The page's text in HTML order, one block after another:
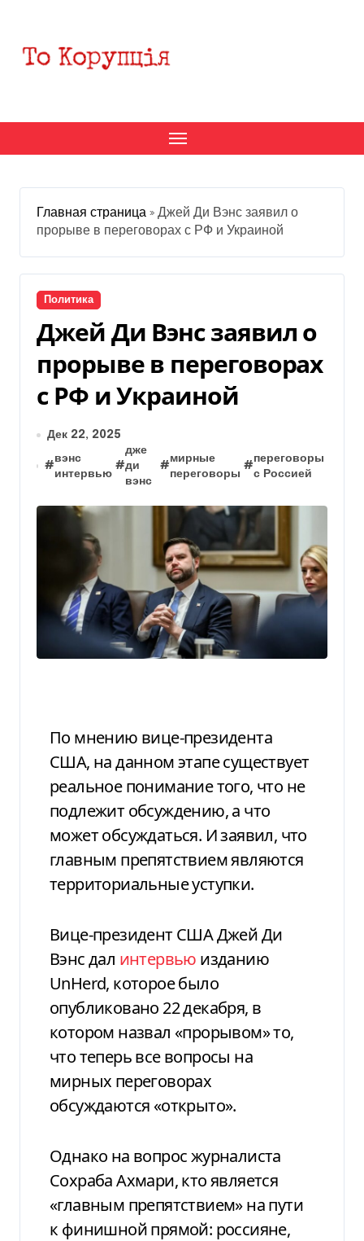
содержанию
Главная страница » Джей Ди Вэнс заявил о
прорыве в переговорах с РФ и Украиной
Политика
Джей Ди Вэнс заявил о
прорыве в переговорах
с РФ и Украиной
Дек 22, 2025
#
вэнс
интервью
#
дже
ди
вэнс
#
мирные
переговоры
#
переговоры
с Россией
По мнению вице-президента
США, на данном этапе существует
реальное понимание того, что не
подлежит обсуждению, а что
может обсуждаться. И заявил, что
главным препятствием являются
территориальные уступки.
Вице-президент США Джей Ди
Вэнс дал интервью изданию
UnHerd, которое было
опубликовано 22 декабря, в
котором назвал «прорывом» то,
что теперь все вопросы на
мирных переговорах
обсуждаются «открыто».
Однако на вопрос журналиста
Сохраба Ахмари, кто является
«главным препятствием» на пути
к финишной прямой: россияне,